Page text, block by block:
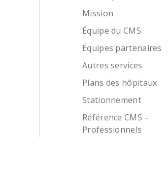
Mission
Équipe du CMS
Équipes partenaires
Autres services
Plans des hôpitaux
Stationnement
Référence CMS –
Professionnels